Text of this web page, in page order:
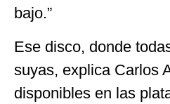
bajo.”
Ese disco, donde
suyas, explica Carlos
disponibles en las